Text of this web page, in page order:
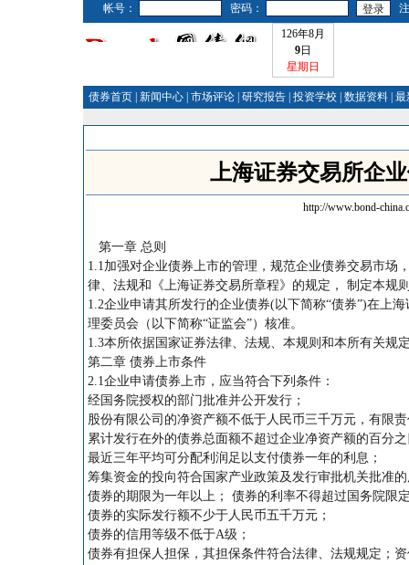
帐号： 密码：
126年8月
9日
星期日
债券首页 新闻中心 市场评论 研究报告 投资学校 数据资料 最
上海证券交易所企
http://www.bond-
第一章 总则
1.1加强对企业债券上市的管理，规范企业债券交易市场
律、法规和《上海证券交易所章程》的规定， 制定本规
1.2企业申请其所发行的企业债券(以下简称“债券”)在上
理委员会（以下简称“证监会”）核准。
1.3本所依据国家证券法律、法规、本规则和本所有关规
第二章 债券上市条件
2.1企业申请债券上市，应当符合下列条件：
经国务院授权的部门批准并公开发行；
股份有限公司的净资产额不低于人民币三千万元，有限
累计发行在外的债券总面额不超过企业净资产额的百分
最近三年平均可分配利润足以支付债券一年的利息；
筹集资金的投向符合国家产业政策及发行审批机关批准
债券的期限为一年以上； 债券的利率不得超过国务院限
债券的实际发行额不少于人民币五千万元；
债券的信用等级不低于A级；
债券有担保人担保，其担保条件符合法律、法规规定；